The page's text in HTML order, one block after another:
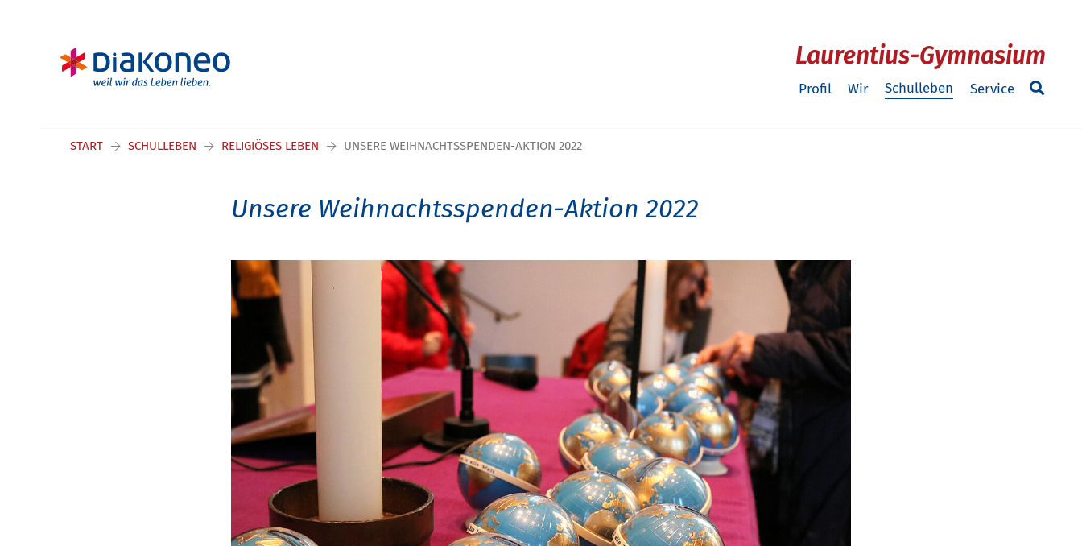
Laurentius-Gymnasium
Profil Wir Schulleben Service
START SCHULLEBEN RELIGIÖSES LEBEN UNSERE WEIHNACHTSSPENDEN-AKTION 2022
Unsere Weihnachtsspenden-Aktion 2022